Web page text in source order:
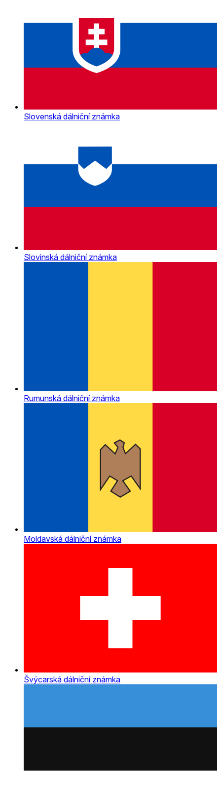
Slovenská dálniční známka
Slovinská dálniční známka
Rumunská dálniční známka
Moldavská dálniční známka
Švýcarská dálniční známka